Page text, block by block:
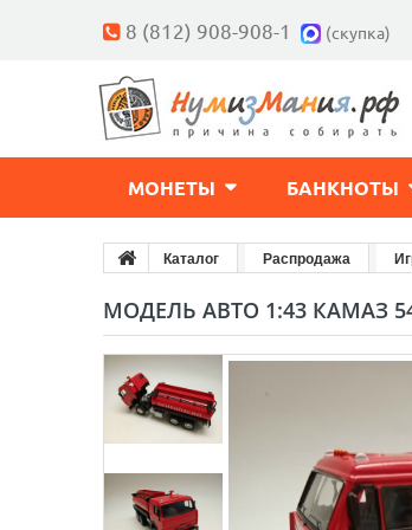
8 (812) 908-908-1 (скупка)
МОНЕТЫ БАНКНОТЫ
Каталог Распродажа
МОДЕЛЬ АВТО 1:43 КАМАЗ